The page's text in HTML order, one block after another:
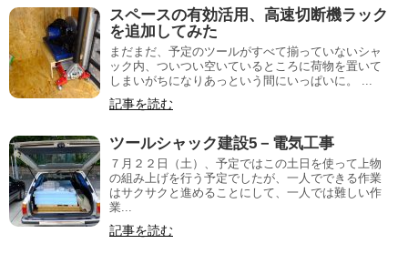
スペースの有効活用、高速切断機ラック
を追加してみた
まだまだ、予定のツールがすべて揃っていないシャ
ック内、ついつい空いているところに荷物を置いて
しまいがちになりあっという間にいっぱいに。 ...
記事を読む
ツールシャック建設5－電気工事
７月２２日（土）、予定ではこの土日を使って上物
の組み上げを行う予定でしたが、一人でできる作業
はサクサクと進めることにして、一人では難しい作
業...
記事を読む